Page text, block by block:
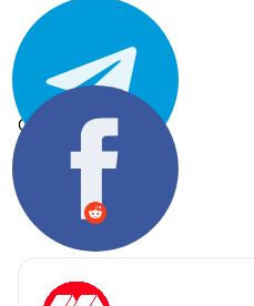
Chia sẻ: